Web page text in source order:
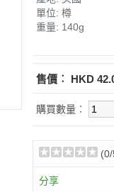
單位: 樽
重量: 140g
售價︰ HKD
購買數量︰
(0
分享